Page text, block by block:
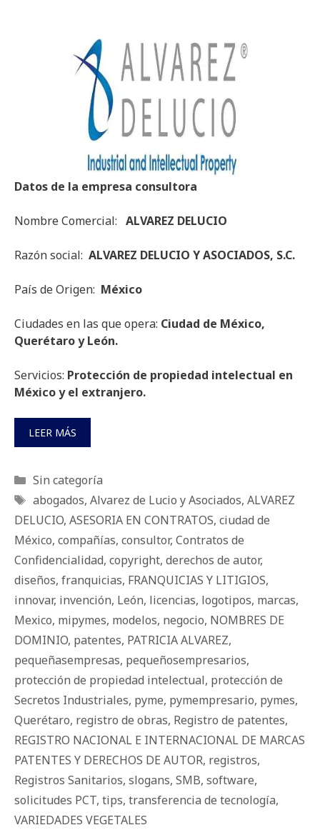
Datos de la empresa consultora
Nombre Comercial: ALVAREZ DELUCIO
Razón social: ALVAREZ DELUCIO Y ASOCIADOS, S.C.
País de Origen: México
Ciudades en las que opera: Ciudad de México,
Querétaro y León.
Servicios: Protección de propiedad intelectual en
México y el extranjero.
LEER MÁS
Categorías
Sin categoría
Etiquetas
abogados, Alvarez de Lucio y Asociados, ALVAREZ
DELUCIO, ASESORIA EN CONTRATOS, ciudad de
México, compañías, consultor, Contratos de
Confidencialidad, copyright, derechos de autor,
diseños, franquicias, FRANQUICIAS Y LITIGIOS,
innovar, invención, León, licencias, logotipos, marcas,
Mexico, mipymes, modelos, negocio, NOMBRES DE
DOMINIO, patentes, PATRICIA ALVAREZ,
pequeñasempresas, pequeñosempresarios,
protección de propiedad intelectual, protección de
Secretos Industriales, pyme, pymempresario, pymes,
Querétaro, registro de obras, Registro de patentes,
REGISTRO NACIONAL E INTERNACIONAL DE MARCAS
PATENTES Y DERECHOS DE AUTOR, registros,
Registros Sanitarios, slogans, SMB, software,
solicitudes PCT, tips, transferencia de tecnología,
VARIEDADES VEGETALES